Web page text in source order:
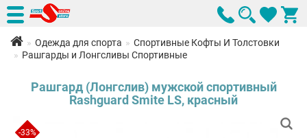
Одежда для спорта
Спортивные Кофты И Толстовки
Рашгарды и Лонгсливы Спортивные
Рашгард (Лонгслив) мужской спортивный
Rashguard Smite LS, красный
-33%